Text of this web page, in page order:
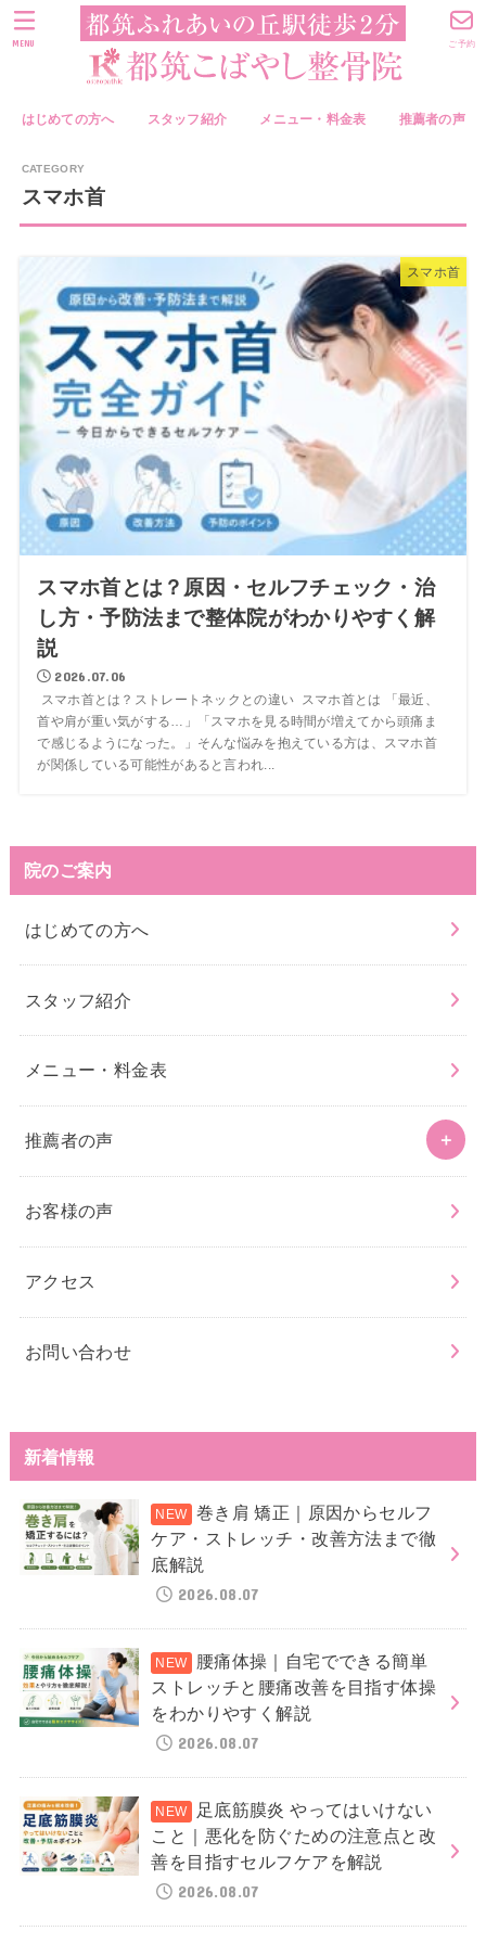
はじめての方へ スタッフ紹介 メニュー・料金表 推薦者の声
ご予約
MENU
スマホ首
スマホ首
スマホ首とは？原因・セルフチェック・治
し方・予防法まで整体院がわかりやすく解
説
2026.07.06
スマホ首とは？ストレートネックとの違い スマホ首とは 「最近、
首や肩が重い気がする…」「スマホを見る時間が増えてから頭痛ま
で感じるようになった。」そんな悩みを抱えている方は、スマホ首
が関係している可能性があると言われ...
院のご案内
はじめての方へ
スタッフ紹介
メニュー・料金表
推薦者の声
お客様の声
アクセス
お問い合わせ
新着情報
巻き肩 矯正｜原因からセルフ
ケア・ストレッチ・改善方法まで徹
底解説
2026.08.07
腰痛体操｜自宅でできる簡単
ストレッチと腰痛改善を目指す体操
をわかりやすく解説
2026.08.07
足底筋膜炎 やってはいけない
こと｜悪化を防ぐための注意点と改
善を目指すセルフケアを解説
2026.08.07